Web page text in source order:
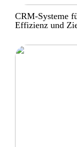
CRM-Systeme
Effizienz und